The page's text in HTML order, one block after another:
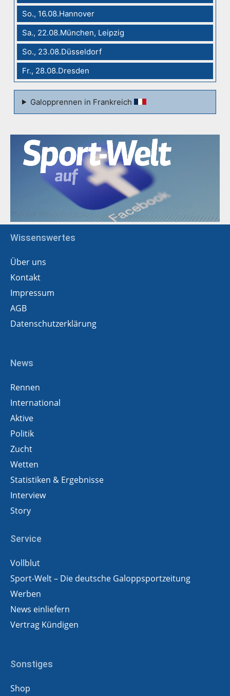
So., 16.08.Hannover
Sa., 22.08.München, Leipzig
So., 23.08.Düsseldorf
Fr., 28.08.Dresden
Galopprennen in Frankreich
Wissenswertes
Über uns
Kontakt
Impressum
AGB
Datenschutzerklärung
News
Rennen
International
Aktive
Politik
Zucht
Wetten
Statistiken & Ergebnisse
Interview
Story
Service
Vollblut
Sport-Welt – Die deutsche Galoppsportzeitung
Werben
News einliefern
Vertrag Kündigen
Sonstiges
Shop